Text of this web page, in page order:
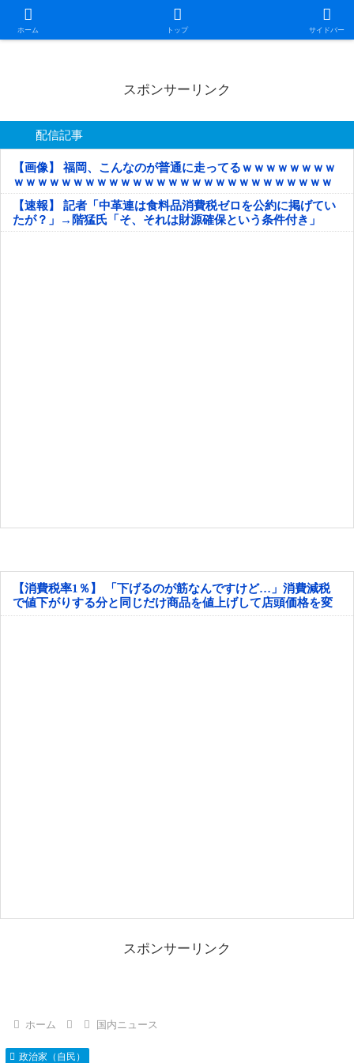
ホーム トップ サイドバー
日本第一！ニュース録
スポンサーリンク
配信記事
【画像】 福岡、こんなのが普通に走ってるｗｗｗｗｗｗｗｗ
ｗｗｗｗｗｗｗｗｗｗｗｗｗｗｗｗｗｗｗｗｗｗｗｗｗｗｗ
ｗｗｗｗｗ
【速報】 記者「中革連は食料品消費税ゼロを公約に掲げてい
たが？」→階猛氏「そ、それは財源確保という条件付き」
【消費税率1％】 「下げるのが筋なんですけど…」消費減税
で値下がりする分と同じだけ商品を値上げして店頭価格を変
えない店も
スポンサーリンク
ホーム 国内ニュース
政治家（自民）